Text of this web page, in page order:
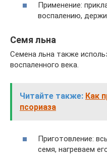
Применение:
воспалению,
Семя льна
Семена льна также
воспаленного века.
Читайте также: Как
псориаза
Приготовление:
семя, нагреваем